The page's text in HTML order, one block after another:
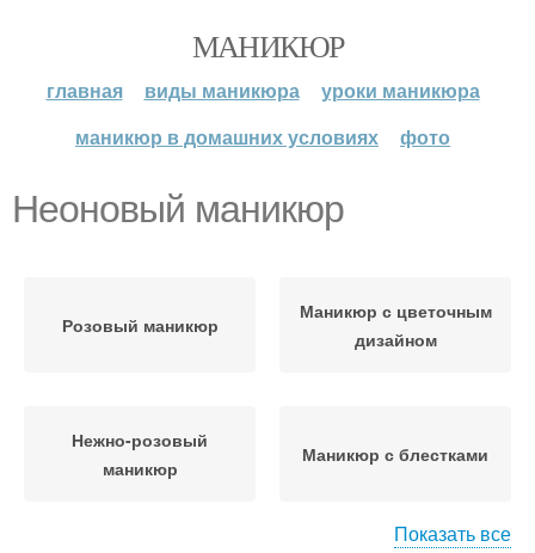
МАНИКЮР
главная виды маникюра
уроки маникюра
маникюр в домашних условиях
фото
Неоновый маникюр
Розовый маникюр
Маникюр с цветочным
дизайном
Нежно-розовый
маникюр
Маникюр с блестками
Показать все